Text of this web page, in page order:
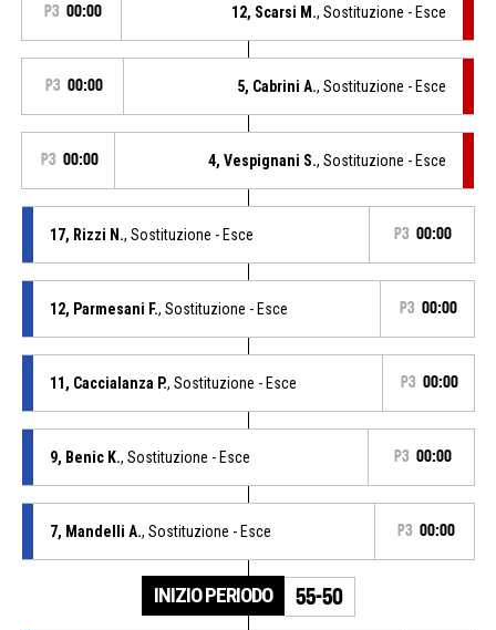
P3 00:00 12, Scarsi M., Sostituzione - Esce
P3 00:00 5, Cabrini A., Sostituzione - Esce
P3 00:00 4, Vespignani S., Sostituzione - Esce
17, Rizzi N., Sostituzione - Esce P3 00:00
12, Parmesani F., Sostituzione - Esce P3 00:00
11, Caccialanza P., Sostituzione - Esce P3 00:00
9, Benic K., Sostituzione - Esce P3 00:00
7, Mandelli A., Sostituzione - Esce P3 00:00
INIZIO PERIODO 55-50